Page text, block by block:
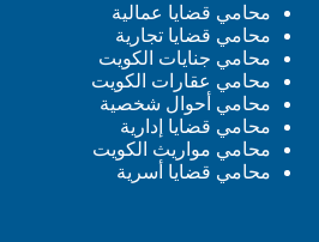
محامي قضايا عمالية
محامي قضايا تجارية
محامي جنايات الكويت
محامي عقارات الكويت
محامي أحوال شخصية
محامي قضايا إدارية
محامي مواريث الكويت
محامي قضايا أسرية